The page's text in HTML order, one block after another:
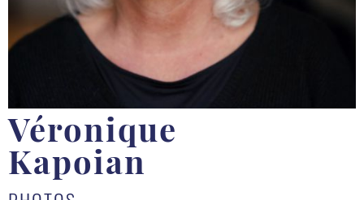
Véronique
Kapoian